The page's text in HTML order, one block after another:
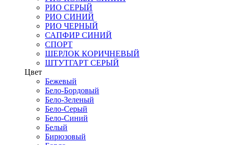
РИО СЕРЫЙ
РИО СИНИЙ
РИО ЧЕРНЫЙ
САПФИР СИНИЙ
СПОРТ
ШЕРЛОК КОРИЧНЕВЫЙ
ШТУТГАРТ СЕРЫЙ
Цвет
Бежевый
Бело-Бордовый
Бело-Зеленый
Бело-Серый
Бело-Синий
Белый
Бирюзовый